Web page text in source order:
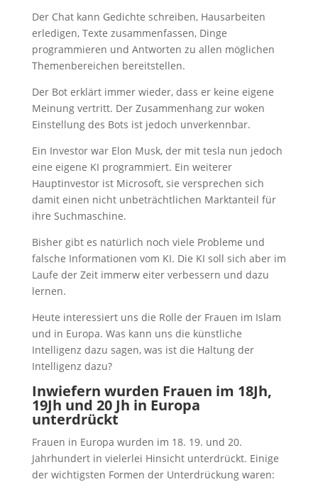
Der Chat kann Gedichte schreiben, Hausarbeiten
erledigen, Texte zusammenfassen, Dinge
programmieren und Antworten zu allen möglichen
Themenbereichen bereitstellen.
Der Bot erklärt immer wieder, dass er keine eigene
Meinung vertritt. Der Zusammenhang zur woken
Einstellung des Bots ist jedoch unverkennbar.
Ein Investor war Elon Musk, der mit tesla nun jedoch
eine eigene KI programmiert. Ein weiterer
Hauptinvestor ist Microsoft, sie versprechen sich
damit einen nicht unbeträchtlichen Marktanteil für
ihre Suchmaschine.
Bisher gibt es natürlich noch viele Probleme und
falsche Informationen vom KI. Die KI soll sich aber im
Laufe der Zeit immerw eiter verbessern und dazu
lernen.
Heute interessiert uns die Rolle der Frauen im Islam
und in Europa. Was kann uns die künstliche
Intelligenz dazu sagen, was ist die Haltung der
Intelligenz dazu?
Inwiefern wurden Frauen im 18Jh,
19Jh und 20 Jh in Europa
unterdrückt
Frauen in Europa wurden im 18. 19. und 20.
Jahrhundert in vielerlei Hinsicht unterdrückt. Einige
der wichtigsten Formen der Unterdrückung waren: